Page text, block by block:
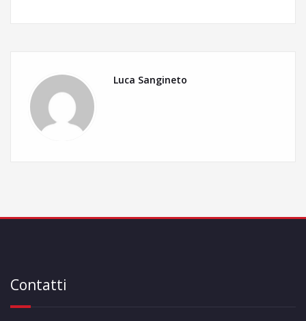
Luca Sangineto
Contatti